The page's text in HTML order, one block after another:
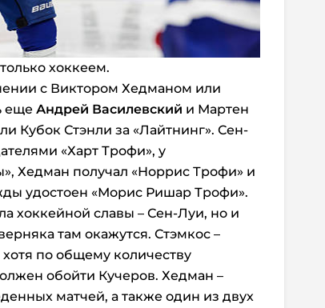
хоккеем.
с Виктором Хедманом или
еще Андрей Василевский и Мартен
Кубок Стэнли за «Лайтнинг». Сен-
«Харт Трофи», у
Хедман получал «Норрис Трофи» и
удостоен «Морис Ришар Трофи».
хоккейной славы – Сен-Луи, но и
там окажутся. Стэмкос –
по общему количеству
обойти Кучеров. Хедман –
матчей, а также один из двух